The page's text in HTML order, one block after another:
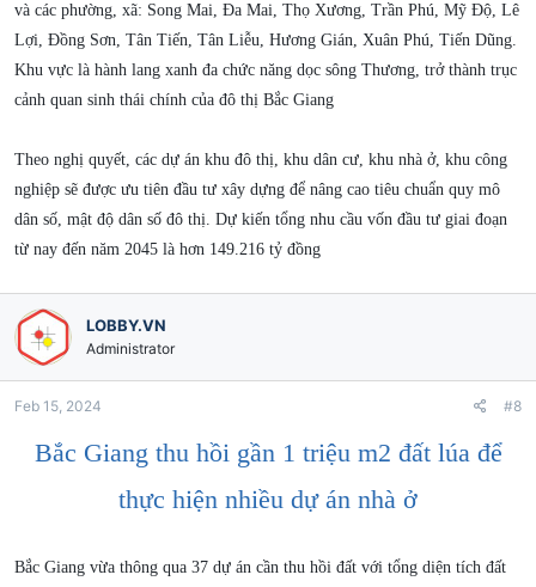
và các phường, xã: Song Mai, Đa Mai, Thọ Xương, Trần Phú, Mỹ Độ, Lê
Lợi, Đồng Sơn, Tân Tiến, Tân Liễu, Hương Gián, Xuân Phú, Tiến Dũng.
Khu vực là hành lang xanh đa chức năng dọc sông Thương, trở thành trục
cảnh quan sinh thái chính của đô thị Bắc Giang
Theo nghị quyết, các dự án khu đô thị, khu dân cư, khu nhà ở, khu công
nghiệp sẽ được ưu tiên đầu tư xây dựng để nâng cao tiêu chuẩn quy mô
dân số, mật độ dân số đô thị. Dự kiến tổng nhu cầu vốn đầu tư giai đoạn
từ nay đến năm 2045 là hơn 149.216 tỷ đồng
LOBBY.VN
Administrator
Feb 15, 2024 #8
Bắc Giang thu hồi gần 1 triệu m2 đất lúa để
thực hiện nhiều dự án nhà ở
Bắc Giang vừa thông qua 37 dự án cần thu hồi đất với tổng diện tích đất